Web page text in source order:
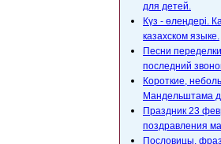
для детей.
Күз - өлеңдері.
казахском языке.
Песни
последний
Короткие,
Мандельштама
Праздник 23
поздравления
Пословицы,